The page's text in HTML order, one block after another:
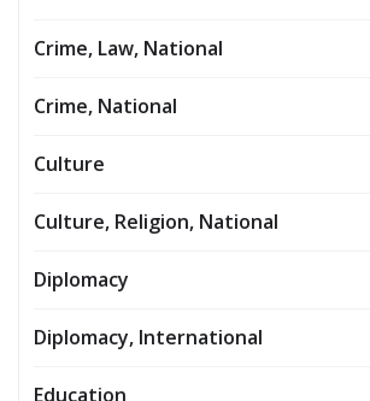
Crime, Law, National
Crime, National
Culture
Culture, Religion, National
Diplomacy
Diplomacy, International
Education